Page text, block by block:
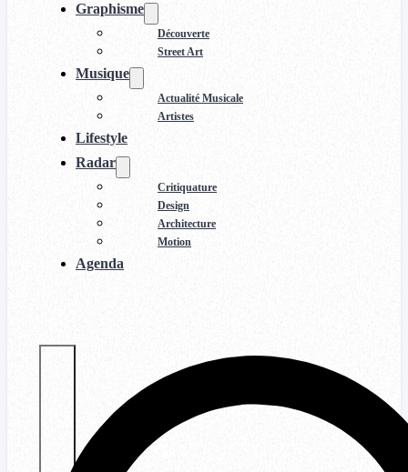
Graphisme
Découverte
Street Art
Musique
Actualité Musicale
Artistes
Lifestyle
Radar
Critiquature
Design
Architecture
Motion
Agenda